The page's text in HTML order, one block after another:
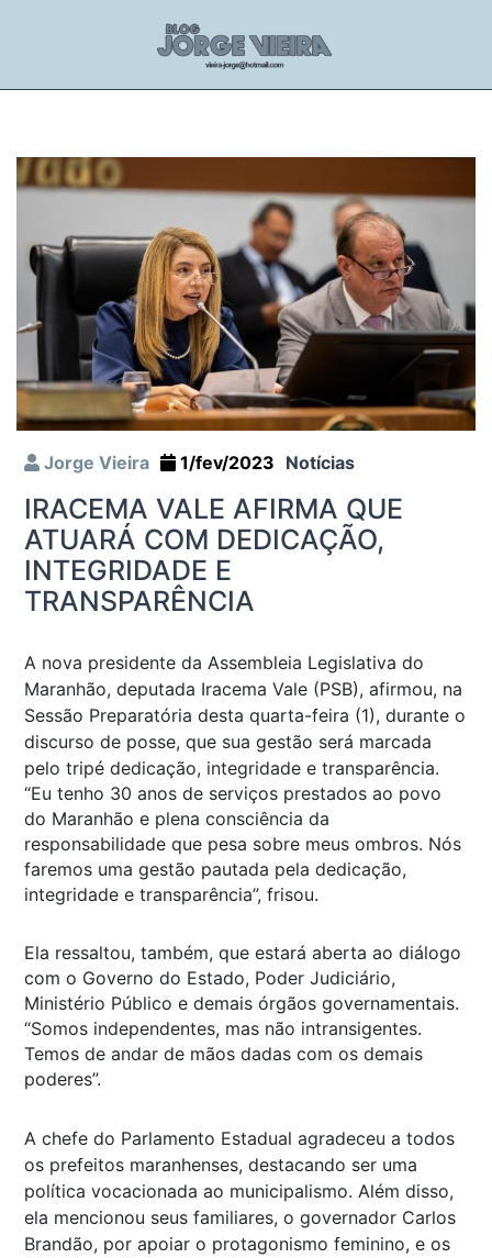
Jorge Vieira 1/fev/2023 Notícias
IRACEMA VALE AFIRMA QUE
ATUARÁ COM DEDICAÇÃO,
INTEGRIDADE E
TRANSPARÊNCIA
A nova presidente da Assembleia Legislativa do
Maranhão, deputada Iracema Vale (PSB), afirmou, na
Sessão Preparatória desta quarta-feira (1), durante o
discurso de posse, que sua gestão será marcada
pelo tripé dedicação, integridade e transparência.
“Eu tenho 30 anos de serviços prestados ao povo
do Maranhão e plena consciência da
responsabilidade que pesa sobre meus ombros. Nós
faremos uma gestão pautada pela dedicação,
integridade e transparência”, frisou.
Ela ressaltou, também, que estará aberta ao diálogo
com o Governo do Estado, Poder Judiciário,
Ministério Público e demais órgãos governamentais.
“Somos independentes, mas não intransigentes.
Temos de andar de mãos dadas com os demais
poderes”.
A chefe do Parlamento Estadual agradeceu a todos
os prefeitos maranhenses, destacando ser uma
política vocacionada ao municipalismo. Além disso,
ela mencionou seus familiares, o governador Carlos
Brandão, por apoiar o protagonismo feminino, e os